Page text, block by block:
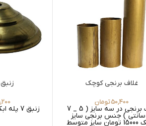
غلاف برنجی کوچک
50,400تومان
غلاف برنجی در سه سایز ( 5 _ 7
و 10 سانتی ) جنس برنجی سایز
کوچک 15000 تومان سایز متوسط
زنبق 7 پله دار
زنبق 7 پله ابکاری انتیک